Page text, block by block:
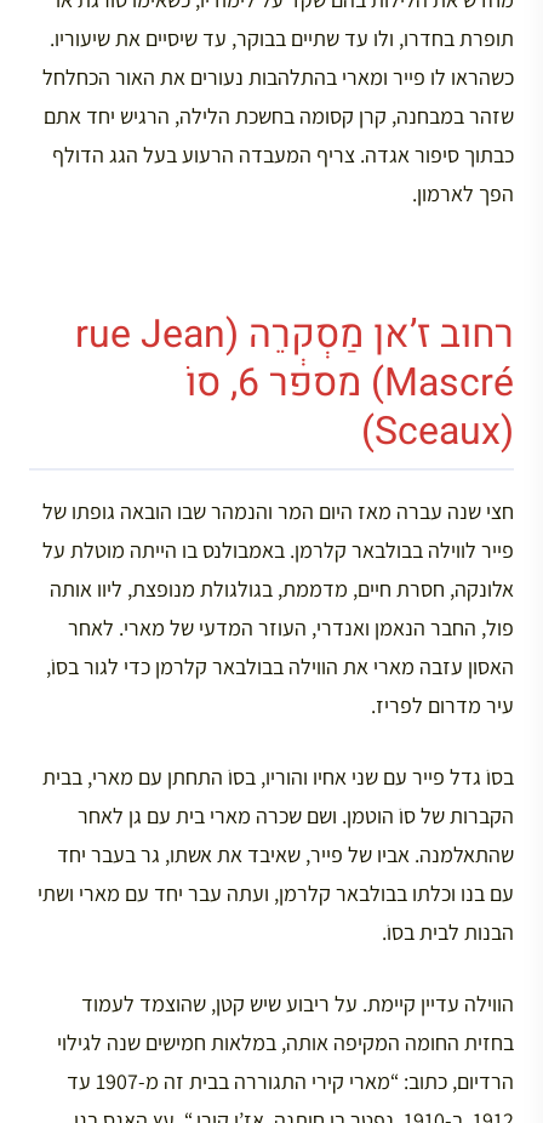
תופרת בחדרו, ולו עד שתיים בבוקר, עד שיסיים את שיעוריו.
כשהראו לו פייר ומארי בהתלהבות נעורים את האור הכחלחל
שזהר במבחנה, קרן קסומה בחשכת הלילה, הרגיש יחד אתם
כבתוך סיפור אגדה. צריף המעבדה הרעוע בעל הגג הדולף
הפך לארמון.
רחוב ז’אן מַסְקְרֵה (rue Jean
Mascré) מספר 6, סוֹ
(Sceaux)
חצי שנה עברה מאז היום המר והנמהר שבו הובאה גופתו של
פייר לווילה בבולבאר קלרמן. באמבולנס בו הייתה מוטלת על
אלונקה, חסרת חיים, מדממת, בגולגולת מנופצת, ליוו אותה
פול, החבר הנאמן ואנדרי, העוזר המדעי של מארי. לאחר
האסון עזבה מארי את הווילה בבולבאר קלרמן כדי לגור בסוֹ,
עיר מדרום לפריז.
בסוֹ גדל פייר עם שני אחיו והוריו, בסוֹ התחתן עם מארי, בבית
הקברות של סוֹ הוטמן. ושם שכרה מארי בית עם גן לאחר
שהתאלמנה. אביו של פייר, שאיבד את אשתו, גר בעבר יחד
עם בנו וכלתו בבולבאר קלרמן, ועתה עבר יחד עם מארי ושתי
הבנות לבית בסוֹ.
הווילה עדיין קיימת. על ריבוע שיש קטן, שהוצמד לעמוד
בחזית החומה המקיפה אותה, במלאות חמישים שנה לגילוי
הרדיום, כתוב: “מארי קירי התגוררה בבית זה מ-1907 עד